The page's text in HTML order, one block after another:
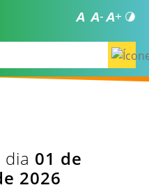
01 de
2026